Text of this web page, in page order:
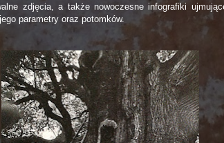
zdjęcia, a także nowoczesne infografiki
parametry oraz potomków.